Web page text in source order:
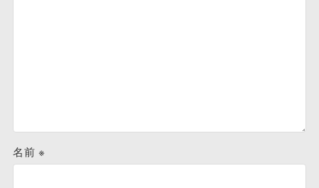
名前※